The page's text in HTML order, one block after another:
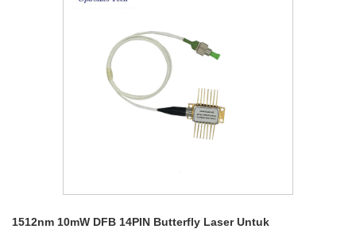
1512nm 10mW DFB 14PIN Butterfly Laser Untuk